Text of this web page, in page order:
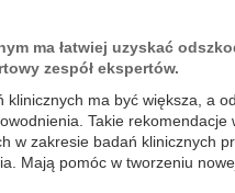
ma łatwiej uzyskać
zespół ekspertów.
klinicznych ma być większa, a
Takie rekomendacje
w zakresie badań klinicznych
Mają pomóc w tworzeniu